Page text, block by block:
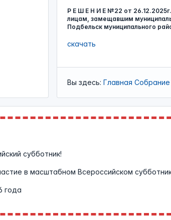
Р Е Ш Е Н И Е №22 от
лицам, замещавшим
Подбельск муниципального
скачать
Вы здесь: Главная Собрание
субботник!
в масштабном Всероссийском
года